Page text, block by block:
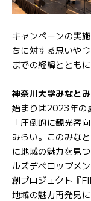
キャンペーンの実
ちに対する思いや
までの経緯ととも
神奈川大学みなと
始まりは2023年の
「圧倒的に観光客
みらい。このみな
に地域の魅力を見
ルズデベロップメ
創プロジェクト『
地域の魅力再発見